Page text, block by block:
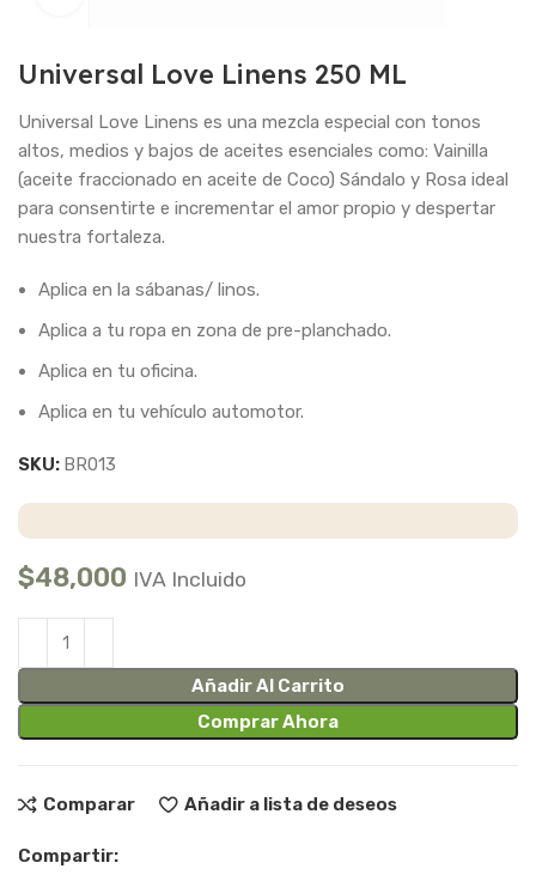
Universal Love Linens 250 ML
Universal Love Linens es una mezcla especial con tonos
altos, medios y bajos de aceites esenciales como: Vainilla
(aceite fraccionado en aceite de Coco) Sándalo y Rosa ideal
para consentirte e incrementar el amor propio y despertar
nuestra fortaleza.
Aplica en la sábanas/ linos.
Aplica a tu ropa en zona de pre-planchado.
Aplica en tu oficina.
Aplica en tu vehículo automotor.
SKU: BR013
$48,000 IVA Incluido
Añadir Al Carrito
Comprar Ahora
Comparar Añadir a lista de deseos
Compartir: